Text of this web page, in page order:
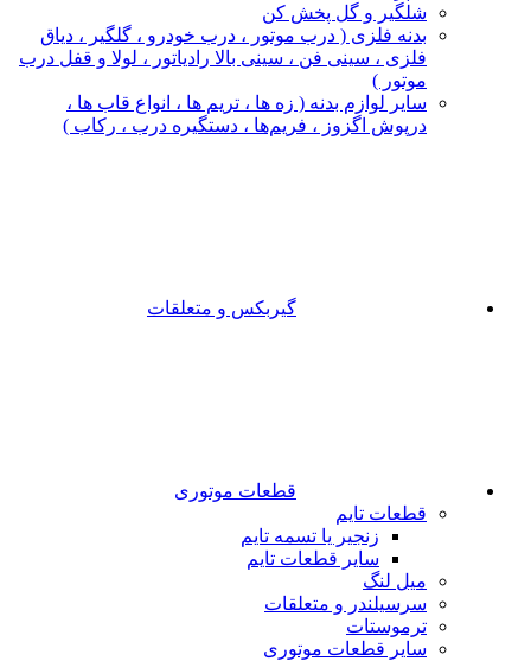
شلگیر و گل‌ پخش‌ کن
بدنه فلزی ( درب موتور ، درب خودرو ، گلگیر ، دیاق
فلزی ، سینی فن ، سینی بالا رادیاتور ، لولا و قفل درب
موتور )
سایر لوازم بدنه ( زه ها ، تریم ها ، انواع قاب ها ،
درپوش اگزوز ، فریم‌ها ، دستگیره درب ، رکاب )
گیربکس و متعلقات
قطعات موتوری
قطعات تایم
زنجیر یا تسمه تایم
سایر قطعات تایم
میل لنگ
سرسیلندر و متعلقات
ترموستات
سایر قطعات موتوری